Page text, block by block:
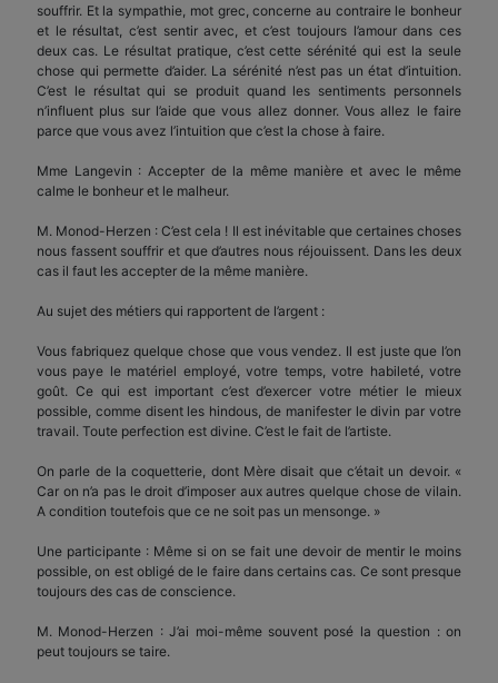
souffrir. Et la sympathie, mot grec, concerne au contraire le bonheur
et le résultat, c’est sentir avec, et c’est toujours l’amour dans ces
deux cas. Le résultat pratique, c’est cette sérénité qui est la seule
chose qui permette d’aider. La sérénité n’est pas un état d’intuition.
C’est le résultat qui se produit quand les sentiments personnels
n’influent plus sur l’aide que vous allez donner. Vous allez le faire
parce que vous avez l’intuition que c’est la chose à faire.
Mme Langevin : Accepter de la même manière et avec le même
calme le bonheur et le malheur.
M. Monod-Herzen : C’est cela ! Il est inévitable que certaines choses
nous fassent souffrir et que d’autres nous réjouissent. Dans les deux
cas il faut les accepter de la même manière.
Au sujet des métiers qui rapportent de l’argent :
Vous fabriquez quelque chose que vous vendez. Il est juste que l’on
vous paye le matériel employé, votre temps, votre habileté, votre
goût. Ce qui est important c’est d’exercer votre métier le mieux
possible, comme disent les hindous, de manifester le divin par votre
travail. Toute perfection est divine. C’est le fait de l’artiste.
On parle de la coquetterie, dont Mère disait que c’était un devoir. «
Car on n’a pas le droit d’imposer aux autres quelque chose de vilain.
A condition toutefois que ce ne soit pas un mensonge. »
Une participante : Même si on se fait une devoir de mentir le moins
possible, on est obligé de le faire dans certains cas. Ce sont presque
toujours des cas de conscience.
M. Monod-Herzen : J’ai moi-même souvent posé la question : on
peut toujours se taire.